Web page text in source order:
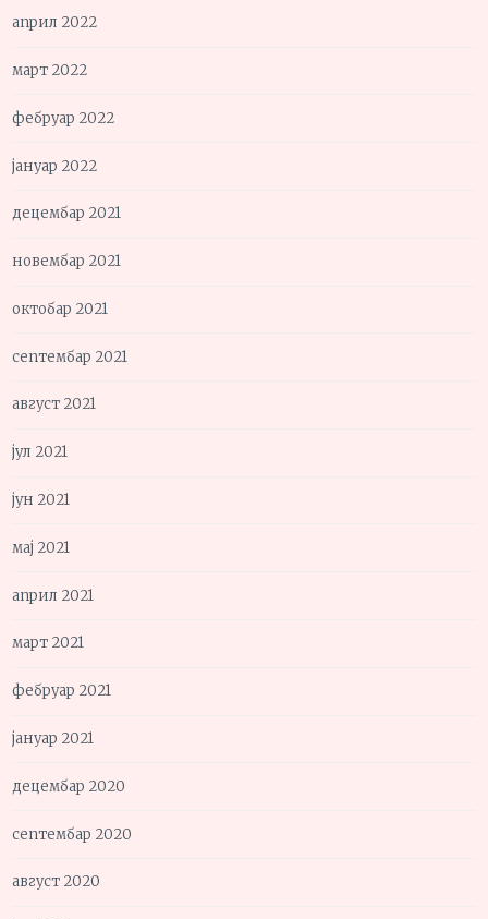
април 2022
март 2022
фебруар 2022
јануар 2022
децембар 2021
новембар 2021
октобар 2021
септембар 2021
август 2021
јул 2021
јун 2021
мај 2021
април 2021
март 2021
фебруар 2021
јануар 2021
децембар 2020
септембар 2020
август 2020